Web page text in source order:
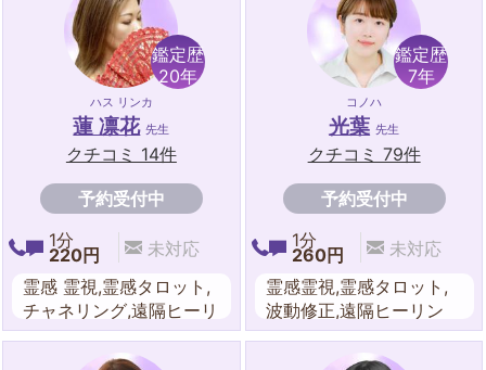
鑑定歴
20年
ハス リンカ
蓮 凛花 先生
クチコミ 14件
予約受付中
1分
220円
未対応
霊感 霊視,霊感タロット,
チャネリング,遠隔ヒーリ
ング
鑑定歴
7年
コノハ
光葉 先生
クチコミ 79件
予約受付中
1分
260円
未対応
霊感霊視,霊感タロット,
波動修正,遠隔ヒーリン
グ,ルーン,ダウジング,タ
ロットカード,ルノルマン